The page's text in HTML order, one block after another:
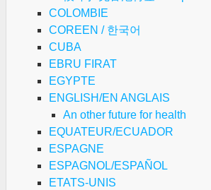
COLOMBIE
COREEN / 한국어
CUBA
EBRU FIRAT
EGYPTE
ENGLISH/EN ANGLAIS
An other future for health
EQUATEUR/ECUADOR
ESPAGNE
ESPAGNOL/ESPAÑOL
ETATS-UNIS